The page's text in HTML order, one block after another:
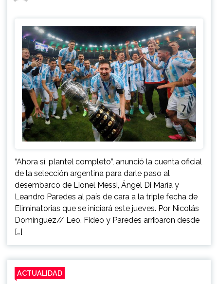
“Ahora sí, plantel completo”, anunció la cuenta oficial
de la selección argentina para darle paso al
desembarco de Lionel Messi, Ángel Di María y
Leandro Paredes al país de cara a la triple fecha de
Eliminatorias que se iniciará este jueves. Por Nicolás
Domínguez// Leo, Fideo y Paredes arribaron desde
[…]
ACTUALIDAD